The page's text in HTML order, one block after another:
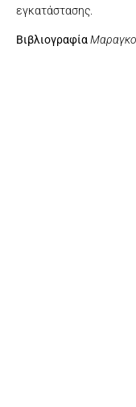
εγκατάστασης.
Βιβλιογραφία